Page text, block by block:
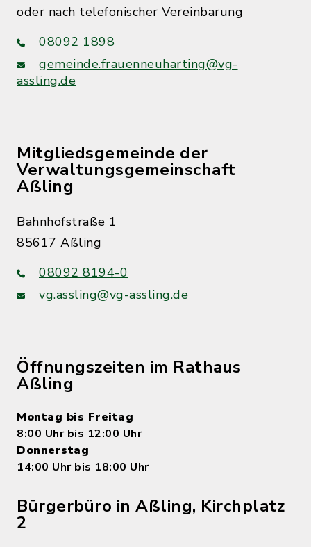
oder nach telefonischer Vereinbarung
08092 1898
gemeinde.frauenneuharting@vg-
assling.de
Mitgliedsgemeinde der
Verwaltungsgemeinschaft
Aßling
Bahnhofstraße 1
85617 Aßling
08092 8194-0
vg.assling@vg-assling.de
Öffnungszeiten im Rathaus
Aßling
Montag bis Freitag
8:00 Uhr bis 12:00 Uhr
Donnerstag
14:00 Uhr bis 18:00 Uhr
Bürgerbüro in Aßling, Kirchplatz
2